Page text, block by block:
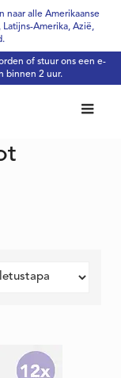
naar alle Amerikaanse
Amerika, Azië,
of stuur ons een e-
binnen 2 uur.